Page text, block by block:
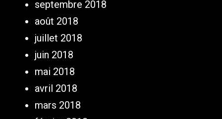
septembre 2018
août 2018
juillet 2018
juin 2018
mai 2018
avril 2018
mars 2018